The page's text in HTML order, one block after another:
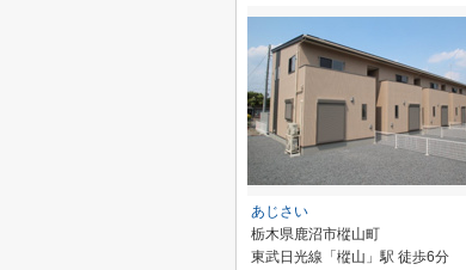
あじさい
栃木県鹿沼市樅山町
東武日光線「樅山」駅 徒歩6分